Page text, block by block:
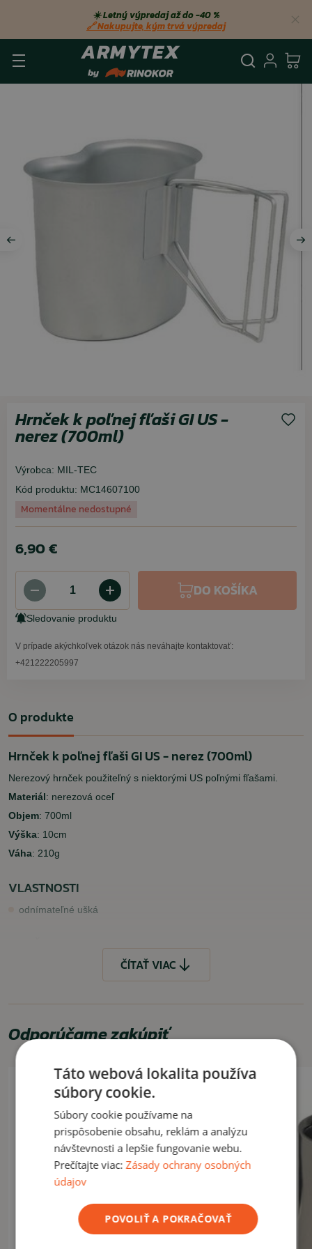
☀️ Letný výpredaj až do −40 %
🔗 Nakupujte, kým trvá výpredaj
Hrnček k poľnej fľaši GI US -
nerez (700ml)
Výrobca: MIL-TEC
Kód produktu: MC14607100
Momentálne nedostupné
6,90 €
DO KOŠÍKA
Sledovanie produktu
V prípade akýchkoľvek otázok nás neváhajte kontaktovať:
+421222205997
O produkte
Hrnček k poľnej fľaši GI US - nerez (700ml)
Nerezový hrnček použiteľný s niektorými US poľnými fľašami.
Materiál: nerezová oceľ
Objem: 700ml
Výška: 10cm
Váha: 210g
VLASTNOSTI
odnímateľné ušká
Vhodné na cesty, kemping, stanovačky a pod.
ČÍTAŤ MENEJ
ČÍTAŤ VIAC
Odporúčame zakúpiť
Táto webová lokalita používa
súbory cookie.
Súbory cookie používame na
prispôsobenie obsahu, reklám a analýzu
návštevnosti a lepšie fungovanie webu.
Prečítajte viac:Zásady ochrany osobných
údajov
POVOLIŤ A POKRAČOVAŤ